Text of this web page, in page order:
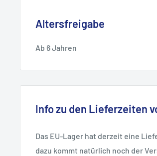
Altersfreigabe
Ab 6 Jahren
Info zu den Lieferzeiten
Das EU-Lager hat derzeit eine
dazu kommt natürlich noch der